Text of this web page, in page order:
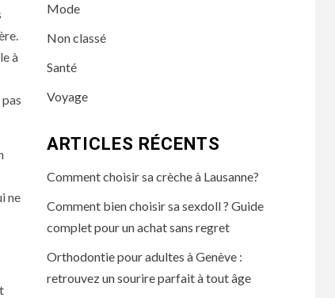
à
ne
Mode
Non classé
Santé
Voyage
ARTICLES RÉCENTS
Comment choisir sa crèche à Lausanne?
Comment bien choisir sa sexdoll ? Guide
complet pour un achat sans regret
Orthodontie pour adultes à Genève :
retrouvez un sourire parfait à tout âge